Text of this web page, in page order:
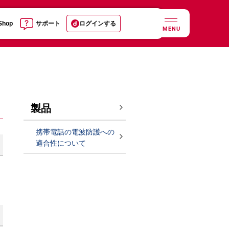
サポート ログインする
MENU
製品
携帯電話の電波防護への
適合性について